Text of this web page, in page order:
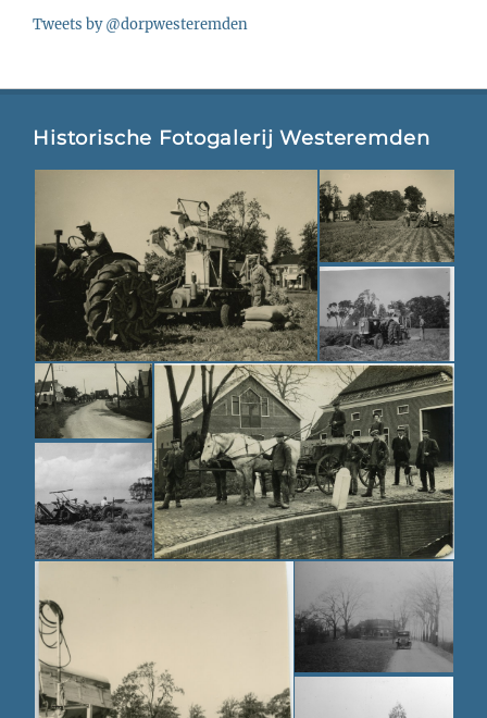
Tweets by @dorpwesteremden
Historische Fotogalerij Westeremden